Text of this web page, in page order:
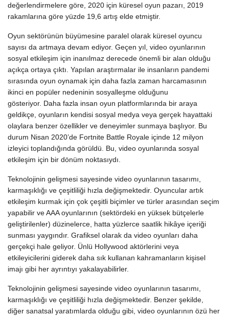
değerlendirmelere göre, 2020 için küresel oyun pazarı, 2019
rakamlarına göre yüzde 19,6 artış elde etmiştir.
Oyun sektörünün büyümesine paralel olarak küresel oyuncu
sayısı da artmaya devam ediyor. Geçen yıl, video oyunlarının
sosyal etkileşim için inanılmaz derecede önemli bir alan olduğu
açıkça ortaya çıktı. Yapılan araştırmalar ile insanların pandemi
sırasında oyun oynamak için daha fazla zaman harcamasının
ikinci en popüler nedeninin sosyalleşme olduğunu
gösteriyor. Daha fazla insan oyun platformlarında bir araya
geldikçe, oyunların kendisi sosyal medya veya gerçek hayattaki
olaylara benzer özellikler ve deneyimler sunmaya başlıyor. Bu
durum Nisan 2020’de Fortnite Battle Royale içinde 12 milyon
izleyici toplandığında görüldü. Bu, video oyunlarında sosyal
etkileşim için bir dönüm noktasıydı.
Teknolojinin gelişmesi sayesinde video oyunlarının tasarımı,
karmaşıklığı ve çeşitliliği hızla değişmektedir. Oyuncular artık
etkileşim kurmak için çok çeşitli biçimler ve türler arasından seçim
yapabilir ve AAA oyunlarının (sektördeki en yüksek bütçelerle
geliştirilenler) düzinelerce, hatta yüzlerce saatlik hikâye içeriği
sunması yaygındır. Grafiksel olarak da video oyunları daha
gerçekçi hale geliyor. Ünlü Hollywood aktörlerini veya
etkileyicilerini giderek daha sık kullanan kahramanların kişisel
imajı gibi her ayrıntıyı yakalayabilirler.
Teknolojinin gelişmesi sayesinde video oyunlarının tasarımı,
karmaşıklığı ve çeşitliliği hızla değişmektedir. Benzer şekilde,
diğer sanatsal yaratımlarda olduğu gibi, video oyunlarının özü her